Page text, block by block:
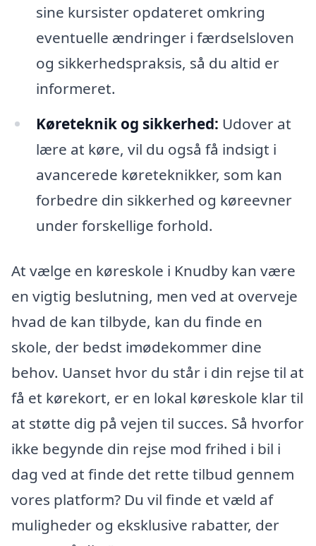
sine kursister opdateret omkring
eventuelle ændringer i færdselsloven
og sikkerhedspraksis, så du altid er
informeret.
Køreteknik og sikkerhed: Udover at
lære at køre, vil du også få indsigt i
avancerede køreteknikker, som kan
forbedre din sikkerhed og køreevner
under forskellige forhold.
At vælge en køreskole i Knudby kan være
en vigtig beslutning, men ved at overveje
hvad de kan tilbyde, kan du finde en
skole, der bedst imødekommer dine
behov. Uanset hvor du står i din rejse til at
få et kørekort, er en lokal køreskole klar til
at støtte dig på vejen til succes. Så hvorfor
ikke begynde din rejse mod frihed i bil i
dag ved at finde det rette tilbud gennem
vores platform? Du vil finde et væld af
muligheder og eksklusive rabatter, der